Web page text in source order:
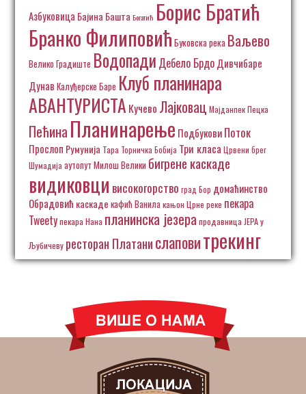
Азбуковица Бајина Башта Богатић Борис Братић
Бранко Филиповић Буковска река Ваљево
Велико Градиште Водопади Дебело БрдоДивчибаре
Дунав Калуђерске Баре Клуб планинара
АВАНТУРИСТА Кучево Лајковац Мајданпек Пецка
Пећина Планинарење ПодбуковиПоток
Прослоп Румунија Тара Торничка Бобија Три класа Црвени брег
Шумадија аутопут Милош Велики бигрене каскаде
видиковци високогорство град Бор домаћинство
Обрадовић каскаде кафић Ванилакањон Црне реке пекара
Tweetyпекара Нана планинска језера продавница ЈЕРА у
Љубичеву ресторан Платанислаповитрекинг